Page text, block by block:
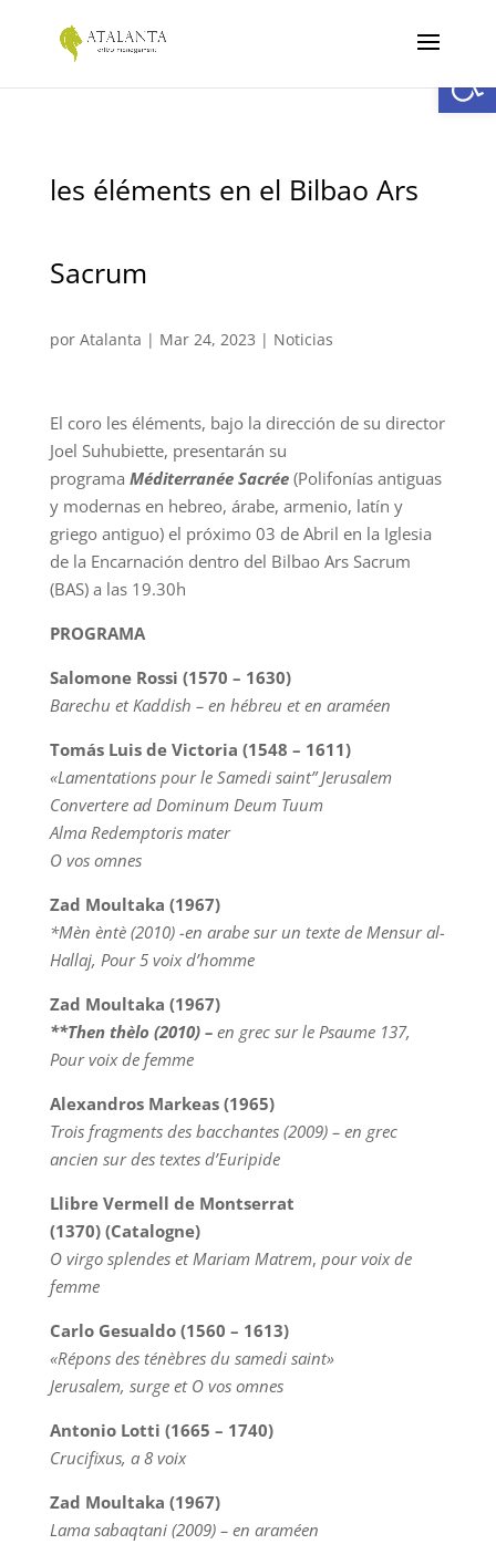
les éléments en el Bilbao Ars
Sacrum
por Atalanta | Mar 24, 2023 | Noticias
El coro les éléments, bajo la dirección de su director
Joel Suhubiette, presentarán su
programa Méditerranée Sacrée (Polifonías antiguas
y modernas en hebreo, árabe, armenio, latín y
griego antiguo) el próximo 03 de Abril en la Iglesia
de la Encarnación dentro del Bilbao Ars Sacrum
(BAS) a las 19.30h
PROGRAMA
Salomone Rossi (1570 – 1630)
Barechu et Kaddish – en hébreu et en araméen
Tomás Luis de Victoria (1548 – 1611)
«Lamentations pour le Samedi saint” Jerusalem
Convertere ad Dominum Deum Tuum
Alma Redemptoris mater
O vos omnes
Zad Moultaka (1967)
*Mèn èntè (2010) -en arabe sur un texte de Mensur al-
Hallaj, Pour 5 voix d’homme
Zad Moultaka (1967)
**Then thèlo (2010) – en grec sur le Psaume 137,
Pour voix de femme
Alexandros Markeas (1965)
Trois fragments des bacchantes (2009) – en grec
ancien sur des textes d’Euripide
Llibre Vermell de Montserrat
(1370) (Catalogne)
O virgo splendes et Mariam Matrem, pour voix de
femme
Carlo Gesualdo (1560 – 1613)
«Répons des ténèbres du samedi saint»
Jerusalem, surge et O vos omnes
Antonio Lotti (1665 – 1740)
Crucifixus, a 8 voix
Zad Moultaka (1967)
Lama sabaqtani (2009) – en araméen